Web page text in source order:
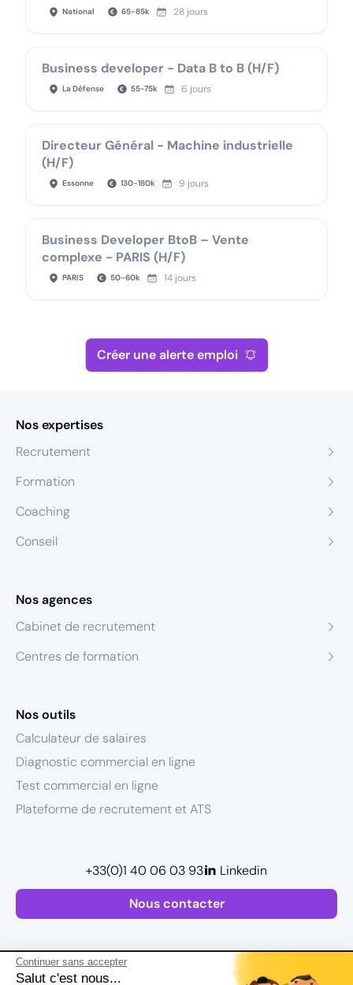
Continuer sans accepter
Salut c'est nous...
National 65-85k 28 jours
Business developer - Data B to B (H/F)
La Défense 55-75k 6 jours
Directeur Général - Machine industrielle
(H/F)
Essonne 130-180k 9 jours
Business Developer BtoB – Vente
complexe - PARIS (H/F)
PARIS 50-60k 14 jours
Créer une alerte emploi
Nos expertises
Recrutement
Formation
Coaching
Conseil
Nos agences
Cabinet de recrutement
Centres de formation
Nos outils
Calculateur de salaires
Diagnostic commercial en ligne
Test commercial en ligne
Plateforme de recrutement et ATS
Nous contacter
+33(0)1 40 06 03 93 Linkedin